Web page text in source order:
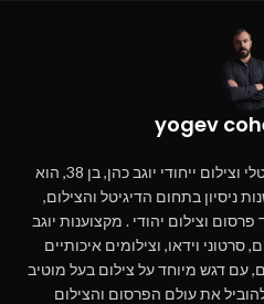
יוגב כהן – מומחה לפרסום דיגיטלי וצילום ייחודי יוגב כהן, בן 38, הוא
פרסום ויזם עם מעל 15 שנות ניסיון בתחום הדיגיטל והצילום,
וצילום יהודי . מקצוענות יוגב
וידאו, וצילומים איכותיים
עם דגש מיוחד על צילום בעל מוטיב
את עולם הפרסום והצילום